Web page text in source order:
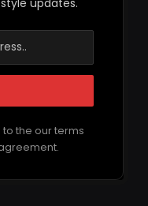
the our terms